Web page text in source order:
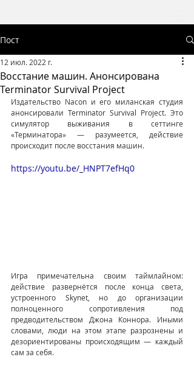
Пост
Восстание машин. Анонсирована
Terminator Survival Project
12 июл. 2022 г.
Издательство Nacon и его миланская студия
анонсировали Terminator Survival Project. Это
симулятор выживания в сеттинге
«Терминатора» — разумеется, действие
происходит после восстания машин.
https://youtu.be/_HNPT7efHq0
Игра примечательна своим таймлайном:
действие развернётся после конца света,
устроенного Skynet, но до организации
полноценного сопротивления под
предводительством Джона Коннора. Иными
словами, люди на этом этапе разрознены и
дезориентированы происходящим — каждый
сам за себя.